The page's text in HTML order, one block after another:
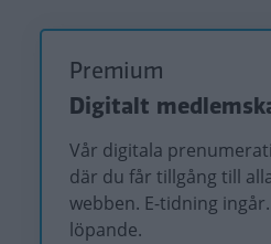
Premium
Digitalt
Vår digitala
där du får tillgång till
webben. E-tidning
löpande.